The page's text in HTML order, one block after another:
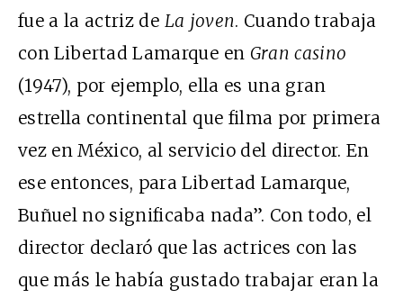
fue a la actriz de La joven. Cuando trabaja
con Libertad Lamarque en Gran casino
(1947), por ejemplo, ella es una gran
estrella continental que filma por primera
vez en México, al servicio del director. En
ese entonces, para Libertad Lamarque,
Buñuel no significaba nada”. Con todo, el
director declaró que las actrices con las
que más le había gustado trabajar eran la